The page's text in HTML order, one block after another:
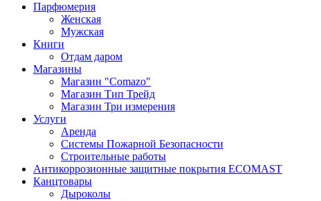
Парфюмерия
Женская
Мужская
Книги
Отдам даром
Магазины
Магазин "Comazo"
Магазин Тип Трейд
Магазин Три измерения
Услуги
Аренда
Системы Пожарной Безопасности
Строительные работы
Антикоррозионные защитные покрытия ECOMAST
Канцтовары
Дыроколы